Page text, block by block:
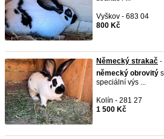
Vyškov - 683 04
800 Kč
Německý strakač -
německý obrovitý
speciální výs ...
Kolín - 281 27
1 500 Kč